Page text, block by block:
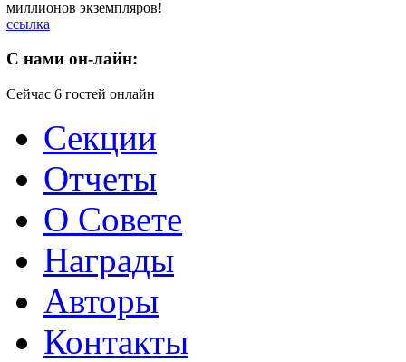
миллионов экземпляров!
ссылка
C нами он-лайн:
Сейчас 6 гостей онлайн
Секции
Отчеты
О Совете
Награды
Авторы
Контакты